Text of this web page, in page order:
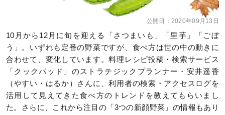
公開日： 2020年09月13日
10月から12月に旬を迎える「さつまいも」「里芋」「ごぼ
う」。いずれも定番の野菜ですが、食べ方は世の中の動きに
合わせて、変化しています。料理レシピ投稿・検索サービス
「クックパッド」のストラテジックプランナー・安井遥香
（やすい・はるか）さんに、利⽤者の検索・アクセスログを
活⽤して見えてきた食べ方のトレンドを教えてもらいまし
た。さらに、これから注目の「3つの新顔野菜」の情報もあり